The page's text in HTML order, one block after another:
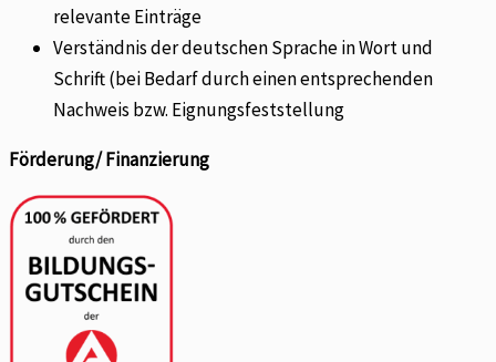
relevante Einträge
Verständnis der deutschen Sprache in Wort und
Schrift (bei Bedarf durch einen entsprechenden
Nachweis bzw. Eignungsfeststellung
Förderung/ Finanzierung